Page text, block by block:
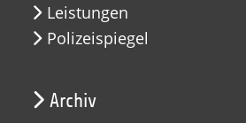
Leistungen
Polizeispiegel
Archiv